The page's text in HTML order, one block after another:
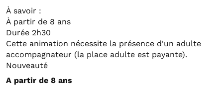
À savoir :
À partir de 8 ans
Durée 2h30
Cette animation nécessite la présence d'un adulte
accompagnateur (la place adulte est payante).
Nouveauté
A partir de 8 ans